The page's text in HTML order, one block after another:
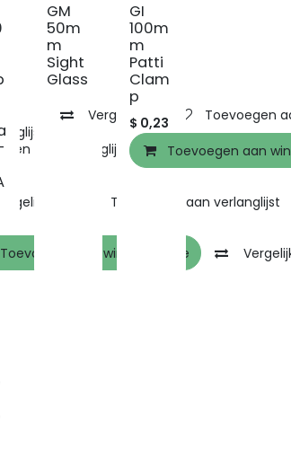
Vergelijken Toevoegen aan verlanglijst
aan verlanglijst
Toevoegen aan winkelmandje
GM
50m
m
Sight
Glass
Vergelijken Toevoegen
Verkoop
GI
100m
m
Patti
Clam
p
$ 0,23
Toevoegen aan